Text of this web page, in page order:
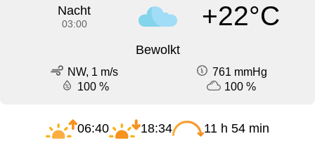
Nacht
03:00 +22°C
Bewolkt
NW, 1 m/s
761 mmHg
100 %
100 %
06:40 18:34 11 h 54 min